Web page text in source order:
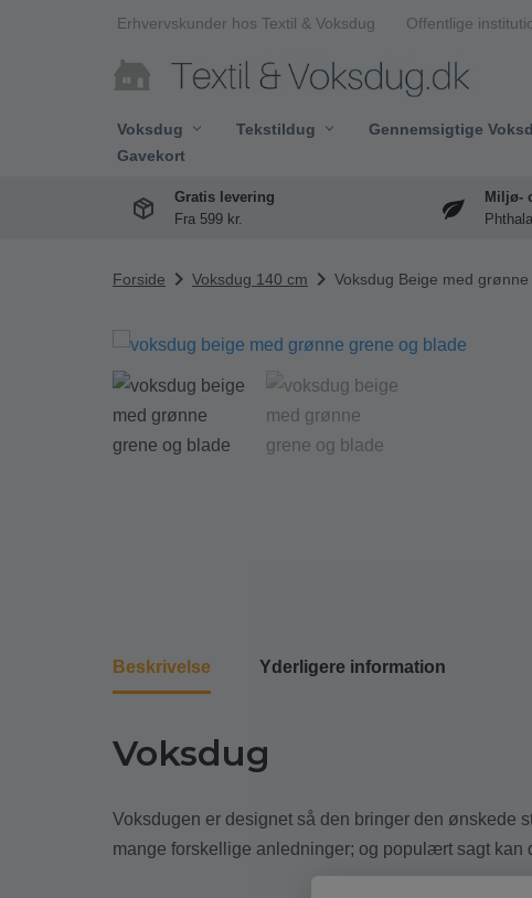
Erhvervskunder hos Textil & Voksdug Offentlige
Voksdug Tekstildug Gennemsigtige
Gavekort
Gratis levering
Fra 599 kr.
Miljø-
Forside chevron_right Voksdug 140 cm chevron_right Voksdug Beige med
Beskrivelse Yderligere information
Voksdug
Voksdugen er designet så den bringer den ønskede
mange forskellige anledninger; og populært sagt kan